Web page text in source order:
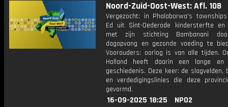
Noord-Zuid-Oost-West: Afl. 108
Vergezocht: in Phalaborwa's
Ed uit Sint-Oederode kindersterfte en
met zijn stichting Bambanani
dagopvang en gezonde voeding te
Voorouders: oorlog is van alle tijden.
Holland heeft daarin een lange en
geschiedenis. Deze keer: de slagvelden,
en verdedigingslinies die deze
gevormd.
16-09-2025 18:25
NPO2